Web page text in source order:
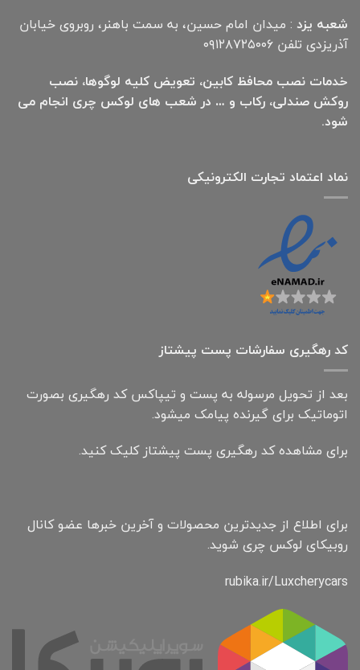
شعبه یزد : میدان امام حسین، به سمت باهنر، روبروی خیابان
آذریزدی تلفن ۰۹۱۲۸۷۲۵۰۰۶
خدمات نصب محافظ کابین، تعویض کلیه لوگوها، نصب
روکش صندلی، رکاب و … در شعب های لوکس چری انجام می
شود.
نماد اعتماد تجارت الكترونیكی
کد رهگیری سفارشات پست پیشتاز
بعد از تحویل مرسوله به پست و تیپاکس کد رهگیری بصورت
اتوماتیک برای گیرنده پیامک میشود.
برای مشاهده کد رهگیری پست پیشتاز کلیک کنید.
برای اطلاع از جدیدترین محصولات و آخرین خبرها عضو کانال
روبیکای لوکس چری شوید.
rubika.ir/Luxcherycars